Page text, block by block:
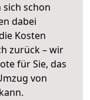
schon
dabei
Kosten
zurück – wir
für Sie, das
von